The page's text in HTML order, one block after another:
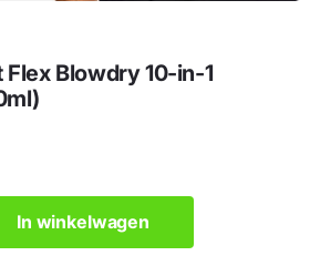
Blowdry 10-in-1
In winkelwagen